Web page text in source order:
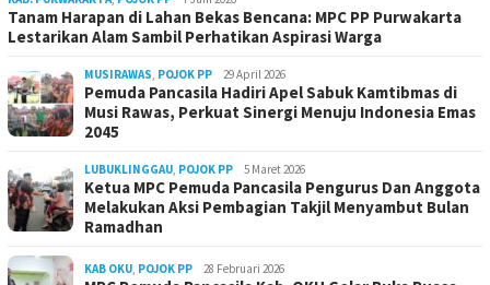
Tanam Harapan di Lahan Bekas Bencana: MPC PP Purwakarta
Lestarikan Alam Sambil Perhatikan Aspirasi Warga
MUSIRAWAS POJOK PP 29 April 2026
Pemuda Pancasila Hadiri Apel Sabuk Kamtibmas di
Musi Rawas, Perkuat Sinergi Menuju Indonesia Emas
2045
LUBUKLINGGAU POJOK PP 5 Maret 2026
Ketua MPC Pemuda Pancasila Pengurus Dan Anggota
Melakukan Aksi Pembagian Takjil Menyambut Bulan
Ramadhan
KAB OKU POJOK PP 28 Februari 2026